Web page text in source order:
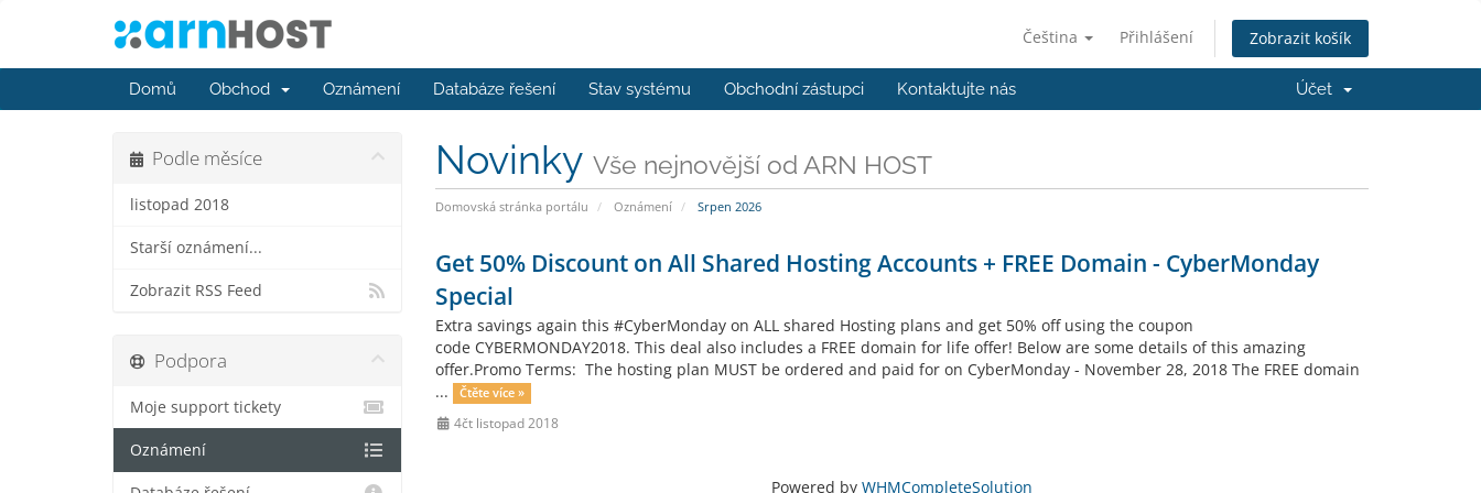
Čeština Přihlášení Zobrazit košík
Domů Obchod Oznámení Databáze řešení Stav systému Obchodní zástupci Kontaktujte nás Účet
Novinky Vše nejnovější od ARN HOST
Domovská stránka portálu Oznámení Srpen 2026
Podle měsíce
listopad 2018
Starší oznámení...
Zobrazit RSS Feed
Get 50% Discount on All Shared Hosting Accounts + FREE Domain - CyberMonday
Special
Extra savings again this #CyberMonday on ALL shared Hosting plans and get 50% off using the coupon
code CYBERMONDAY2018. This deal also includes a FREE domain for life offer! Below are some details of this amazing
offer.Promo Terms: The hosting plan MUST be ordered and paid for on CyberMonday - November 28, 2018 The FREE domain
...
Čtěte více »
4čt listopad 2018
Powered by WHMCompleteSolution
Podpora
Moje support tickety
Oznámení